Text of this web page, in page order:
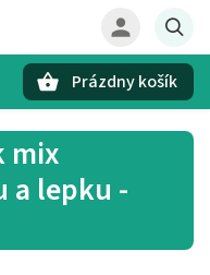
Prázdny košík
mix
a lepku -